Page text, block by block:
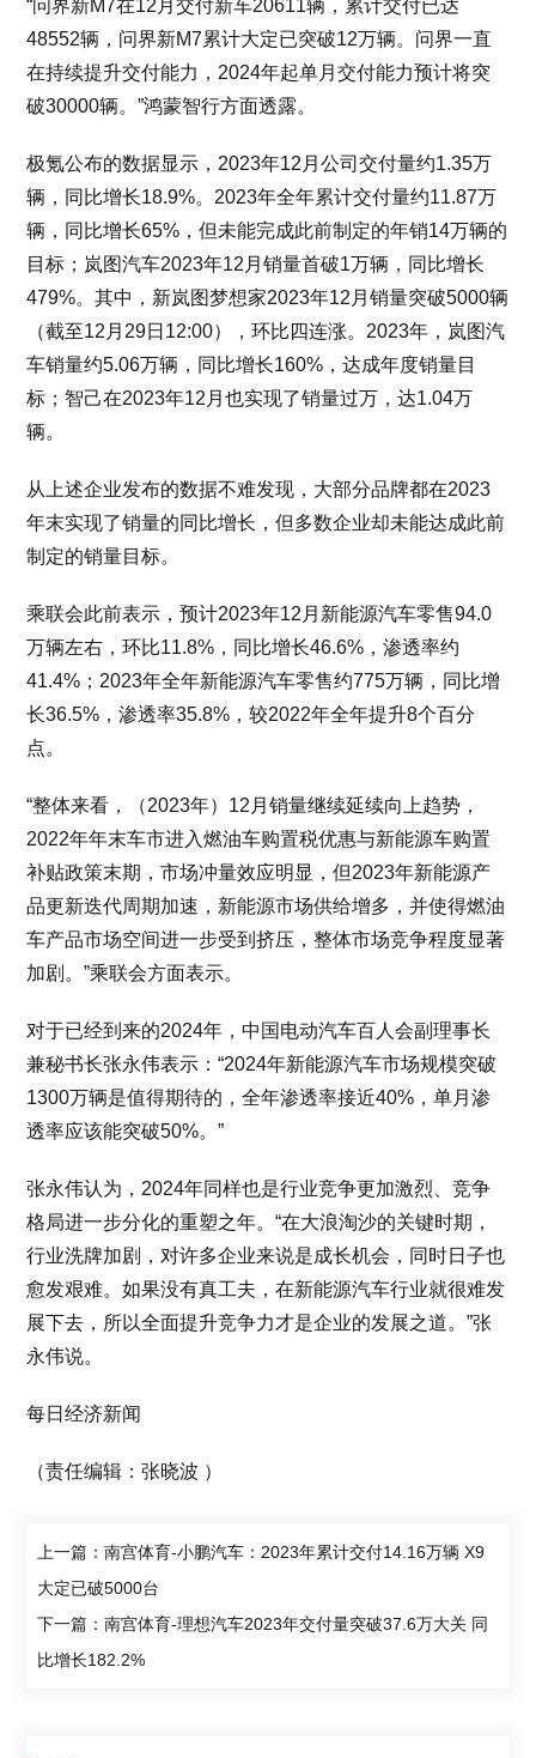
“问界新M7在12月交付新车20611辆，累计交付已达
48552辆，问界新M7累计大定已突破12万辆。问界一直
在持续提升交付能力，2024年起单月交付能力预计将突
破30000辆。”鸿蒙智行方面透露。
极氪公布的数据显示，2023年12月公司交付量约1.35万
辆，同比增长18.9%。2023年全年累计交付量约11.87万
辆，同比增长65%，但未能完成此前制定的年销14万辆的
目标；岚图汽车2023年12月销量首破1万辆，同比增长
479%。其中，新岚图梦想家2023年12月销量突破5000辆
（截至12月29日12:00），环比四连涨。2023年，岚图汽
车销量约5.06万辆，同比增长160%，达成年度销量目
标；智己在2023年12月也实现了销量过万，达1.04万
辆。
从上述企业发布的数据不难发现，大部分品牌都在2023
年末实现了销量的同比增长，但多数企业却未能达成此前
制定的销量目标。
乘联会此前表示，预计2023年12月新能源汽车零售94.0
万辆左右，环比11.8%，同比增长46.6%，渗透率约
41.4%；2023年全年新能源汽车零售约775万辆，同比增
长36.5%，渗透率35.8%，较2022年全年提升8个百分
点。
“整体来看，（2023年）12月销量继续延续向上趋势，
2022年年末车市进入燃油车购置税优惠与新能源车购置
补贴政策末期，市场冲量效应明显，但2023年新能源产
品更新迭代周期加速，新能源市场供给增多，并使得燃油
车产品市场空间进一步受到挤压，整体市场竞争程度显著
加剧。”乘联会方面表示。
对于已经到来的2024年，中国电动汽车百人会副理事长
兼秘书长张永伟表示：“2024年新能源汽车市场规模突破
1300万辆是值得期待的，全年渗透率接近40%，单月渗
透率应该能突破50%。”
张永伟认为，2024年同样也是行业竞争更加激烈、竞争
格局进一步分化的重塑之年。“在大浪淘沙的关键时期，
行业洗牌加剧，对许多企业来说是成长机会，同时日子也
愈发艰难。如果没有真工夫，在新能源汽车行业就很难发
展下去，所以全面提升竞争力才是企业的发展之道。”张
永伟说。
每日经济新闻
（责任编辑：张晓波 ）
上一篇：南宫体育-小鹏汽车：2023年累计交付14.16万辆 X9
大定已破5000台
下一篇：南宫体育-理想汽车2023年交付量突破37.6万大关 同
比增长182.2%